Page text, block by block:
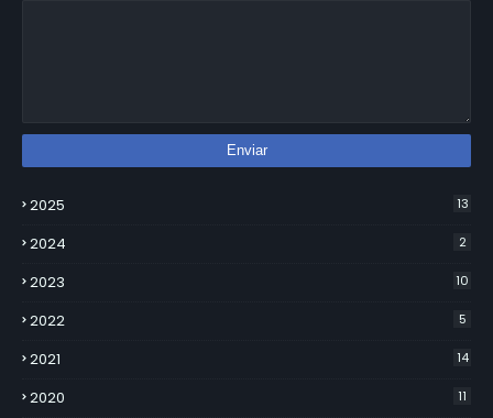
2025 13
2024 2
2023 10
2022 5
2021 14
2020 11